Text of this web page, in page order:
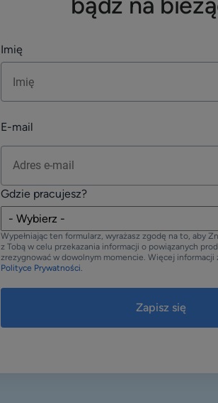
Imię
E-mail
Gdzie pracujesz?
Wypełniając ten formularz, wyrażasz zgodę na to, aby
z Tobą w celu przekazania informacji o powiązanych
zrezygnować w dowolnym momencie. Więcej informacji
Polityce Prywatności.